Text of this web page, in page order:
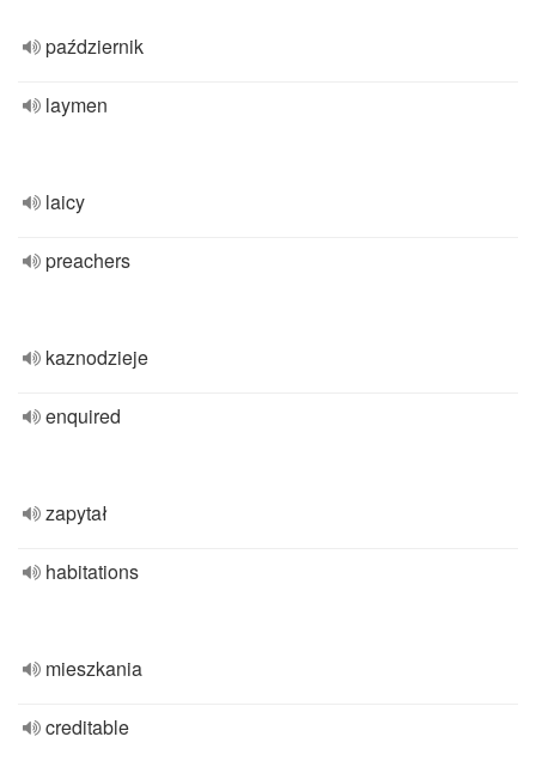
październik
laymen
laicy
preachers
kaznodzieje
enquired
zapytał
habitations
mieszkania
creditable